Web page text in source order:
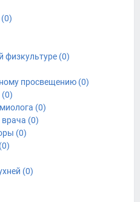
физкультуре (0)
просвещению (0)
(0)
(0)
(0)
(0)
(0)